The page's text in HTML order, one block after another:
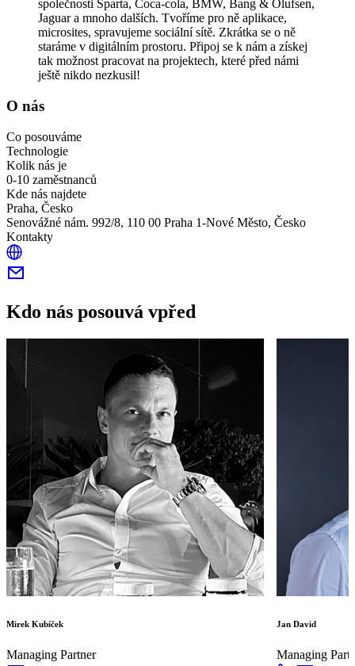
společnosti Sparta, Coca-cola, BMW, Bang & Olufsen,
Jaguar a mnoho dalších. Tvoříme pro ně aplikace,
microsites, spravujeme sociální sítě. Zkrátka se o ně
staráme v digitálním prostoru. Připoj se k nám a získej
tak možnost pracovat na projektech, které před námi
ještě nikdo nezkusil!
O nás
Co posouváme
Technologie
Kolik nás je
0-10 zaměstnanců
Kde nás najdete
Praha, Česko
Senovážné nám. 992/8, 110 00 Praha 1-Nové Město, Česko
Kontakty
Kdo nás posouvá vpřed
Mirek Kubíček
Managing Partner
Jan David
Managing